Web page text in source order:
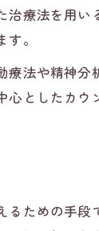
療法を用
。
法や精神
としたカ
ための手